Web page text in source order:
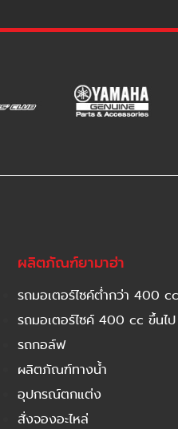
ผลิตภัณฑ์ยามาฮ่า
รถมอเตอร์ไซค์ต่ำกว่า 400 cc
รถมอเตอร์ไซค์ 400 cc ขึ้นไป
รถกอล์ฟ
ผลิตภัณฑ์ทางน้ำ
อุปกรณ์ตกแต่ง
สั่งจองอะไหล่